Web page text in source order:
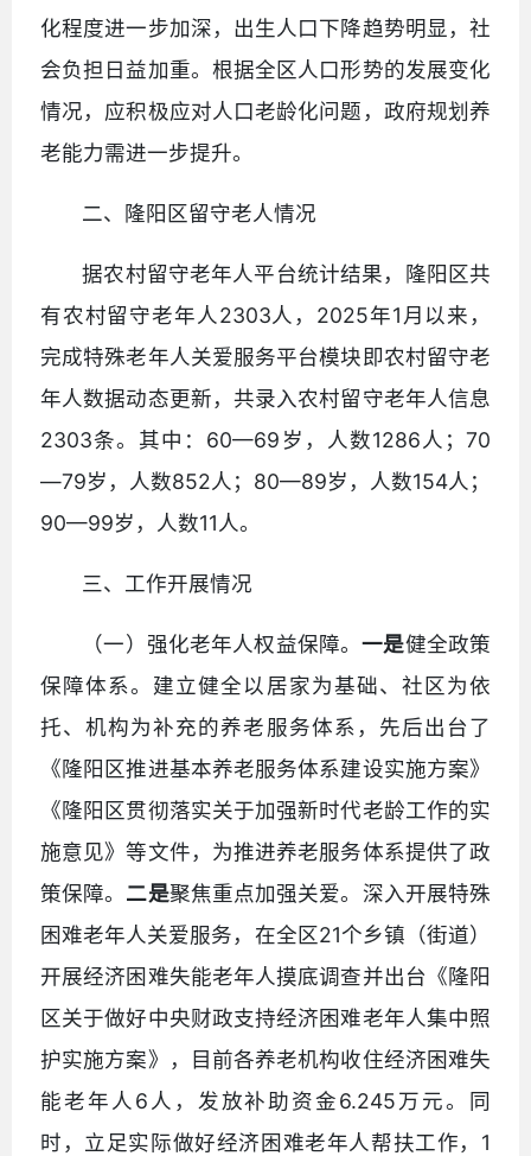
化程度进一步加深，出生人口下降趋势明显，社
会负担日益加重。根据全区人口形势的发展变化
情况，应积极应对人口老龄化问题，政府规划养
老能力需进一步提升。
二、隆阳区留守老人情况
据农村留守老年人平台统计结果，隆阳区共
有农村留守老年人2303人，2025年1月以来，
完成特殊老年人关爱服务平台模块即农村留守老
年人数据动态更新，共录入农村留守老年人信息
2303条。其中：60—69岁，人数1286人；70
—79岁，人数852人；80—89岁，人数154人；
90—99岁，人数11人。
三、工作开展情况
（一）强化老年人权益保障。一是健全政策
保障体系。建立健全以居家为基础、社区为依
托、机构为补充的养老服务体系，先后出台了
《隆阳区推进基本养老服务体系建设实施方案》
《隆阳区贯彻落实关于加强新时代老龄工作的实
施意见》等文件，为推进养老服务体系提供了政
策保障。 二是聚焦重点加强关爱。深入开展特殊
困难老年人关爱服务，在全区21个乡镇（街道）
开展经济困难失能老年人摸底调查并出台《隆阳
区关于做好中央财政支持经济困难老年人集中照
护实施方案》，目前各养老机构收住经济困难失
能老年人6人，发放补助资金6.245万元。同
时，立足实际做好经济困难老年人帮扶工作，1